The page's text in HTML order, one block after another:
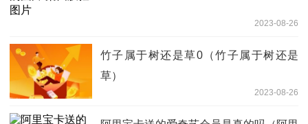
2023-08-26
竹子属于树还是草0（竹子属于树还是
草）
2023-08-26